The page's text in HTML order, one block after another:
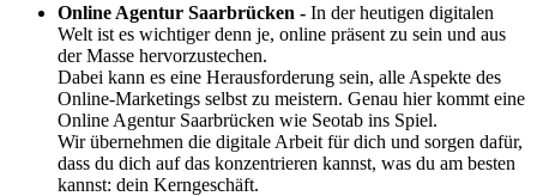
Online Agentur Saarbrücken - In der heutigen digitalen
Welt ist es wichtiger denn je, online präsent zu sein und aus
der Masse hervorzustechen.
Dabei kann es eine Herausforderung sein, alle Aspekte des
Online-Marketings selbst zu meistern. Genau hier kommt eine
Online Agentur Saarbrücken wie Seotab ins Spiel.
Wir übernehmen die digitale Arbeit für dich und sorgen dafür,
dass du dich auf das konzentrieren kannst, was du am besten
kannst: dein Kerngeschäft.